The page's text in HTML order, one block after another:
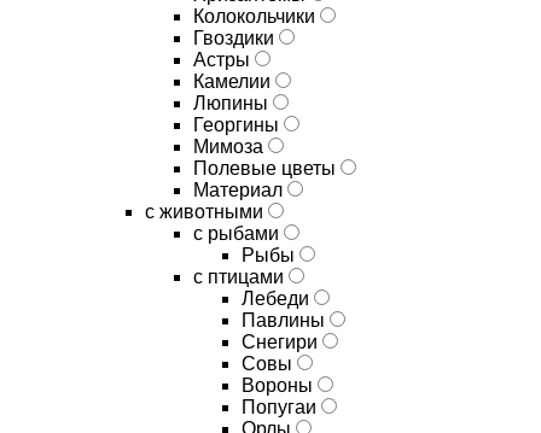
Колокольчики
Гвоздики
Астры
Камелии
Люпины
Георгины
Мимоза
Полевые цветы
Материал
с животными
с рыбами
Рыбы
с птицами
Лебеди
Павлины
Снегири
Совы
Вороны
Попугаи
Орлы